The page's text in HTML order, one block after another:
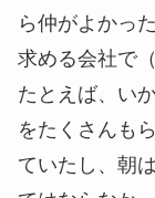
ら仲がよかっ
求める会社で
たとえば、い
をたくさんも
ていたし、朝